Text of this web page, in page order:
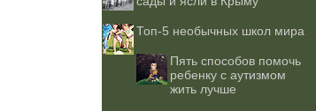
Топ-5 необычных школ мира
Пять способов помочь
ребенку с аутизмом
жить лучше